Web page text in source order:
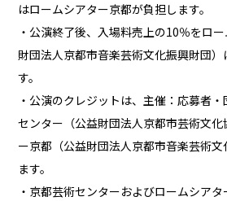
はロームシアター京都が負担します。
・公演終了後、入場料売上の10％をロ
財団法人京都市音楽芸術文化振興財団
す。
・公演のクレジットは、主催：応募者
センター（公益財団法人京都市芸術文
ー京都（公益財団法人京都市音楽芸術
ます。
・京都芸術センターおよびロームシア